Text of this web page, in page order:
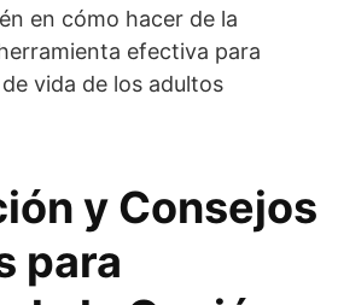
en cómo hacer de la
efectiva para
vida de los adultos
y Consejos
para